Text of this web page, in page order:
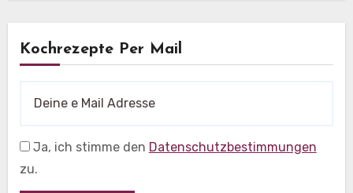
Kochrezepte Per Mail
Ja, ich stimme den Datenschutzbestimmungen
zu.